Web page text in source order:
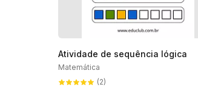
Atividade de sequência lógica
Matemática
(2)